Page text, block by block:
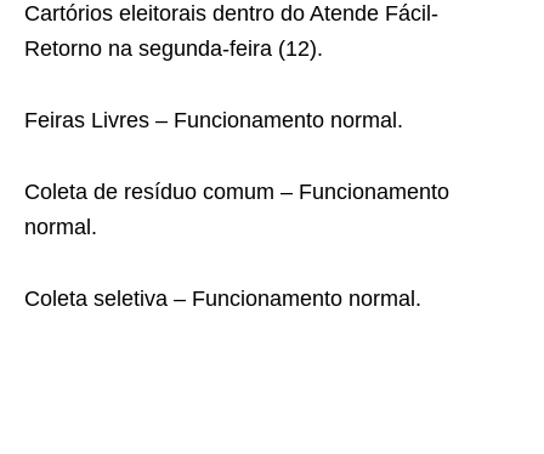
Cartórios eleitorais dentro do Atende Fácil-
Retorno na segunda-feira (12).
Feiras Livres – Funcionamento normal.
Coleta de resíduo comum – Funcionamento
normal.
Coleta seletiva – Funcionamento normal.